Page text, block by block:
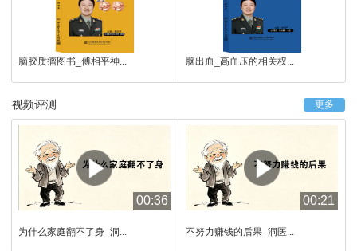
脑胶质瘤图书_傅相平神... 脑出血_高血压的相关权...
更多
视频评测
00:36
为什么家庭翻不了身_洞...
00:21
不努力赚钱的后果_洞医...